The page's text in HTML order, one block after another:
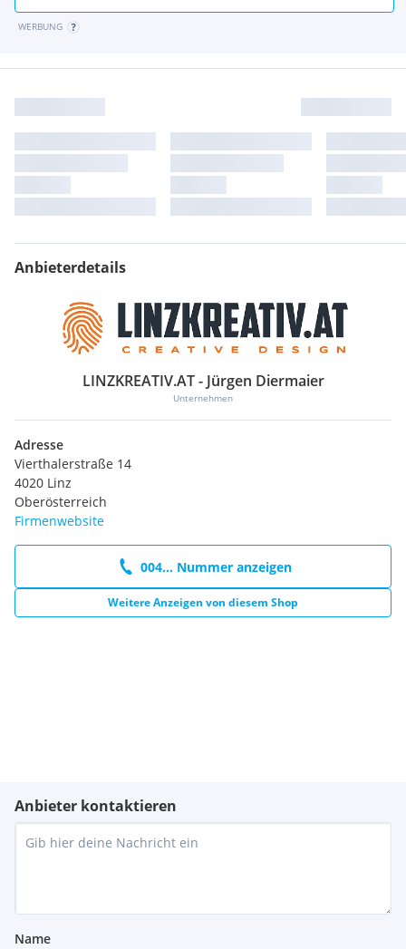
WERBUNG
Anbieterdetails
LINZKREATIV.AT - Jürgen Diermaier
Unternehmen
Adresse
Vierthalerstraße 14
4020 Linz
Oberösterreich
Firmenwebsite
004... Nummer anzeigen
Weitere Anzeigen von diesem Shop
Anbieter kontaktieren
Name